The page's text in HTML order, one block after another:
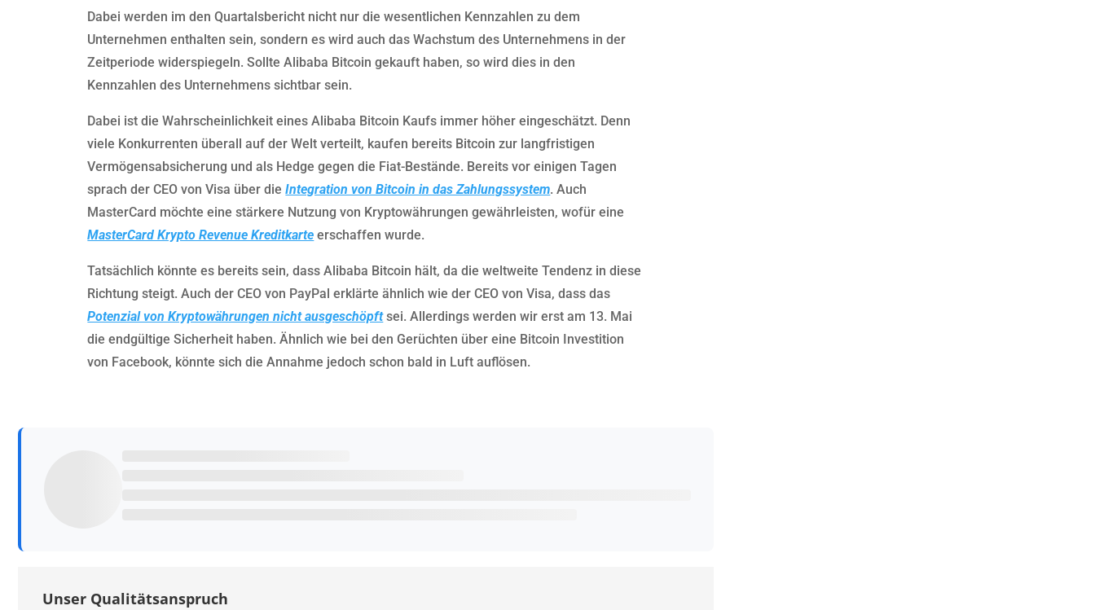
Dabei werden im den Quartalsbericht nicht nur die wesentlichen Kennzahlen zu dem
Unternehmen enthalten sein, sondern es wird auch das Wachstum des Unternehmens in der
Zeitperiode widerspiegeln. Sollte Alibaba Bitcoin gekauft haben, so wird dies in den
Kennzahlen des Unternehmens sichtbar sein.
Dabei ist die Wahrscheinlichkeit eines Alibaba Bitcoin Kaufs immer höher eingeschätzt. Denn
viele Konkurrenten überall auf der Welt verteilt, kaufen bereits Bitcoin zur langfristigen
Vermögensabsicherung und als Hedge gegen die Fiat-Bestände. Bereits vor einigen Tagen
sprach der CEO von Visa über dieIntegration von Bitcoin in das Zahlungssystem. Auch
MasterCard möchte eine stärkere Nutzung von Kryptowährungen gewährleisten, wofür eine
MasterCard Krypto Revenue Kreditkarte erschaffen wurde.
Tatsächlich könnte es bereits sein, dass Alibaba Bitcoin hält, da die weltweite Tendenz in diese
Richtung steigt. Auch der CEO von PayPal erklärte ähnlich wie der CEO von Visa, dass das
Potenzial von Kryptowährungen nicht ausgeschöpftsei. Allerdings werden wir erst am 13. Mai
die endgültige Sicherheit haben. Ähnlich wie bei den Gerüchten über eine Bitcoin Investition
von Facebook, könnte sich die Annahme jedoch schon bald in Luft auflösen.
Unser Qualitätsanspruch